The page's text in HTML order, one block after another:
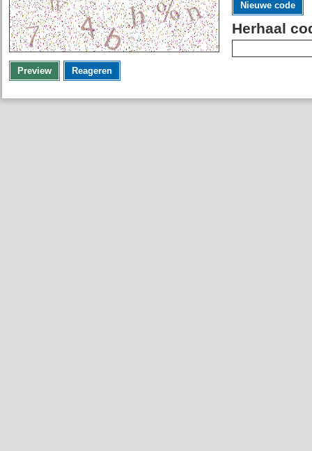
Nieuwe code
Herhaal
Preview Reageren